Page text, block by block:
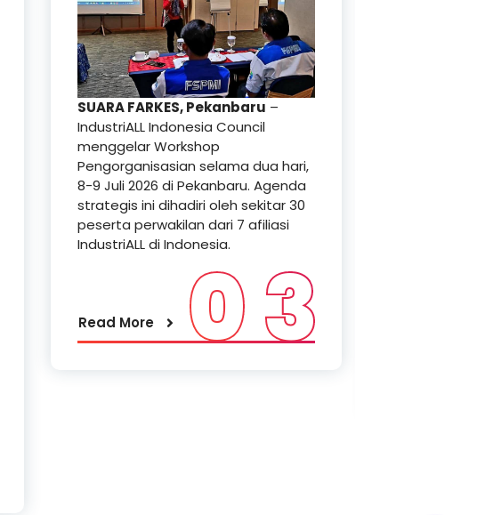
SUARA FARKES, Pekanbaru –
IndustriALL Indonesia Council
menggelar Workshop
Pengorganisasian selama dua hari,
8-9 Juli 2026 di Pekanbaru. Agenda
strategis ini dihadiri oleh sekitar 30
peserta perwakilan dari 7 afiliasi
IndustriALL di Indonesia.
Read More 0 3